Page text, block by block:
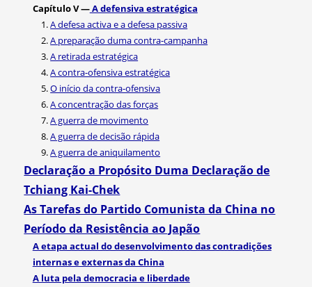
Capítulo V —A defensiva estratégica
1.A defesa activa e a defesa passiva
2.A preparação duma contra-campanha
3.A retirada estratégica
4.A contra-ofensiva estratégica
5.O início da contra-ofensiva
6.A concentração das forças
7.A guerra de movimento
8.A guerra de decisão rápida
9.A guerra de aniquilamento
Declaração a Propósito Duma Declaração de
Tchiang Kai-Chek
As Tarefas do Partido Comunista da China no
Período da Resistência ao Japão
A etapa actual do desenvolvimento das contradições
internas e externas da China
A luta pela democracia e liberdade